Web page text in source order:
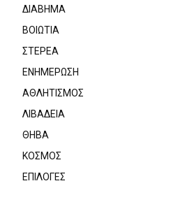
ΔΙΑΒΗΜΑ
ΒΟΙΩΤΙΑ
ΣΤΕΡΕΑ
ΕΝΗΜΕΡΩΣΗ
ΑΘΛΗΤΙΣΜΟΣ
ΛΙΒΑΔΕΙΑ
ΘΗΒΑ
ΚΟΣΜΟΣ
ΕΠΙΛΟΓΕΣ